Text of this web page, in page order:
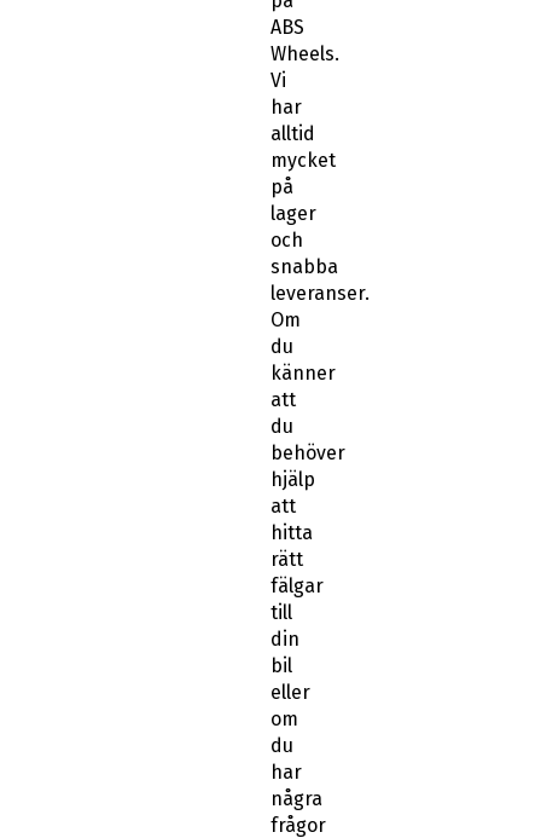
ABS
Wheels.
Vi
har
alltid
mycket
på
lager
och
snabba
leveranser.
Om
du
känner
att
du
behöver
hjälp
att
hitta
rätt
fälgar
till
din
bil
eller
om
du
har
några
frågor